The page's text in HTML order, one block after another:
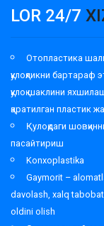
LOR 24/7
Отопластика
қулоқликни бартараф
қулоқ шаклини
қаратилган пластик
Қулоқдаги
пасайтириш
Konxoplastika
Gaymorit –
davolash, xalq
oldini olish